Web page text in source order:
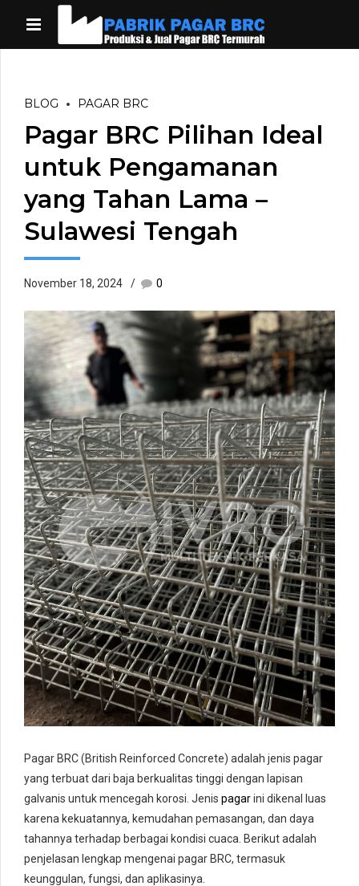
BLOG PAGAR BRC
Pagar BRC Pilihan Ideal
untuk Pengamanan
yang Tahan Lama –
Sulawesi Tengah
November 18, 2024 0
Pagar BRC (British Reinforced Concrete) adalah jenis pagar
yang terbuat dari baja berkualitas tinggi dengan lapisan
galvanis untuk mencegah korosi. Jenis pagarini dikenal luas
karena kekuatannya, kemudahan pemasangan, dan daya
tahannya terhadap berbagai kondisi cuaca. Berikut adalah
penjelasan lengkap mengenai pagar BRC, termasuk
keunggulan, fungsi, dan aplikasinya.